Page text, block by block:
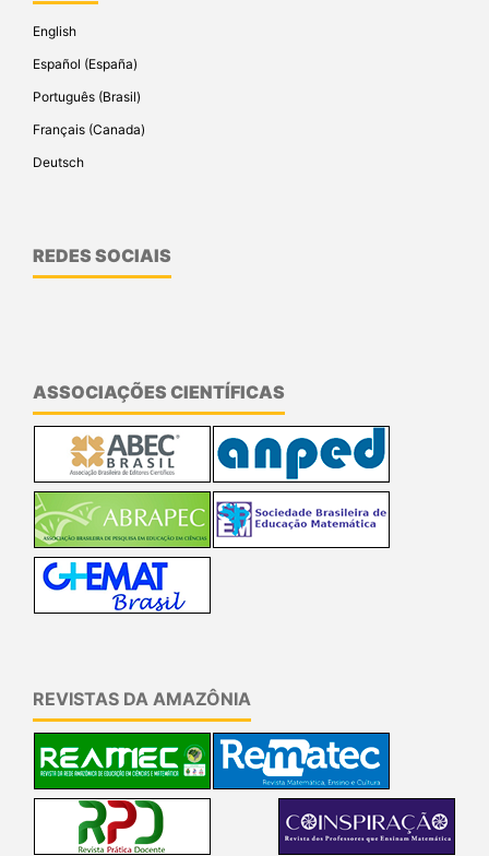
English
Español (España)
Português (Brasil)
Français (Canada)
Deutsch
REDES SOCIAIS
ASSOCIAÇÕES CIENTÍFICAS
REVISTAS DA AMAZÔNIA